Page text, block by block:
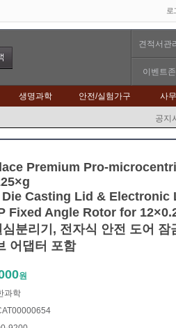
로
견적서관
이벤트존
생명과학 안전/실험가구 사
공지
Premium Pro-
Casting Lid & Electronic
Fixed Angle Rotor for
분리기, 전자식 안전 도어 잠
어댑터 포함
원
과학